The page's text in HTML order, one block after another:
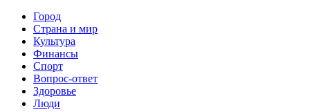
Город
Страна и мир
Культура
Финансы
Спорт
Вопрос-ответ
Здоровье
Люди